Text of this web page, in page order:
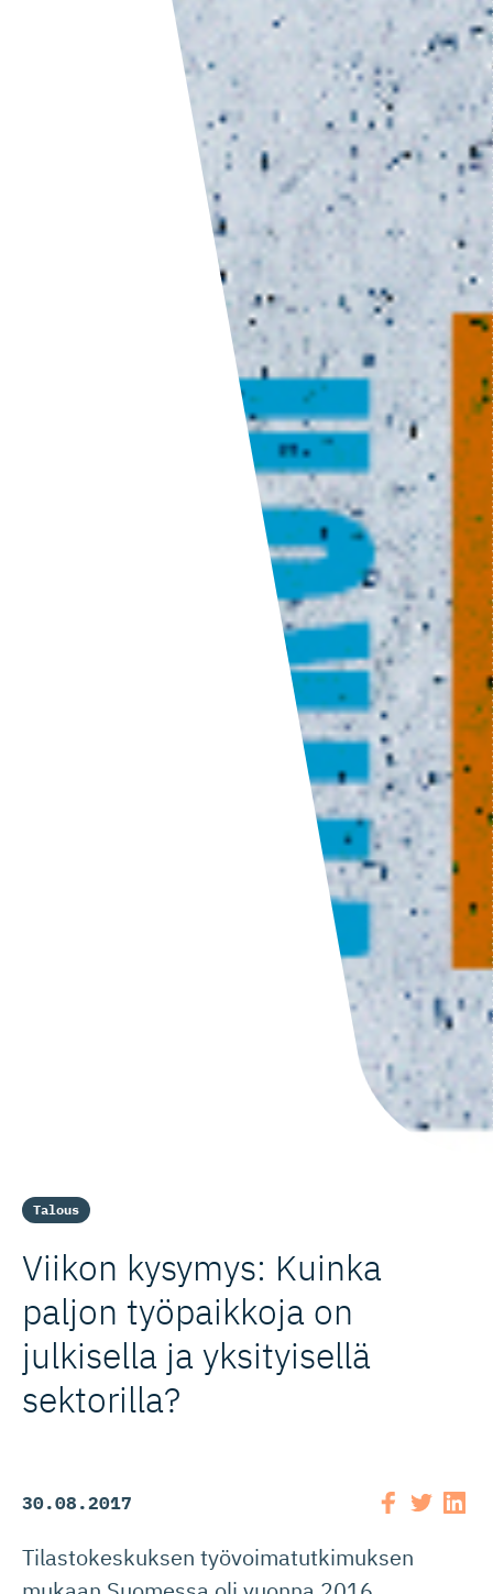
Talous
Viikon kysymys: Kuinka
paljon työpaikkoja on
julkisella ja yksityisellä
sektorilla?
30.08.2017
Tilastokeskuksen työvoimatutkimuksen